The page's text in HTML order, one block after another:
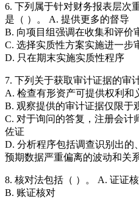
6. 下列属于针对财务报表层次
是（ ）。 A. 提供更多的督导
B. 向项目组强调在收集和评价
C. 选择实质性方案实施进一步
D. 只在期末实施实质性程序
7. 下列关于获取审计证据的审
A. 检查有形资产可提供权利和
B. 观察提供的审计证据仅限于
C. 对于询问的答复，注册会计
佐证
D. 分析程序包括调查识别出的
预期数据严重偏离的波动和关
8. 核对法包括（ ）。 A. 证证
B. 账证核对